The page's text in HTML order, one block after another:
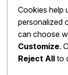
keras.
orang
kost,
Cookies help
personalized
can choose
Customize.
Reject All to